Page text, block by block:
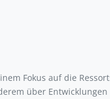
Fokus auf die
über